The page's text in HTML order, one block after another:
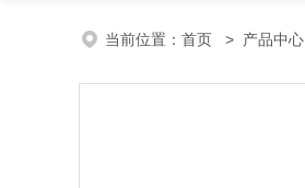
当前位置： 首页 > 产品中心